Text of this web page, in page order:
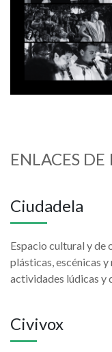
ENLACES DE
Ciudadela
Espacio cultural y de
plásticas, escénicas
actividades lúdicas y
Civivox